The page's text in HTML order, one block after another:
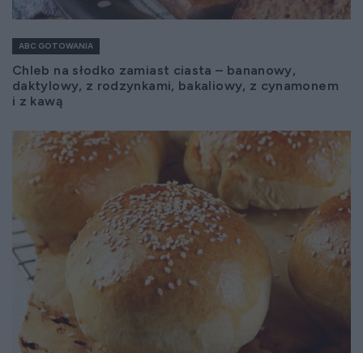
ABC GOTOWANIA
Chleb na słodko zamiast ciasta – bananowy,
daktylowy, z rodzynkami, bakaliowy, z cynamonem
i z kawą